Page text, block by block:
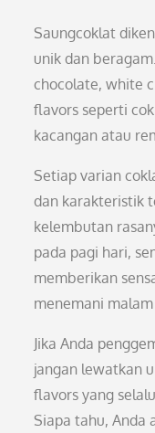
Saungcoklat
unik dan
chocolate, white
flavors seperti
kacangan atau
Setiap varian
dan karakteristik
kelembutan
pada pagi hari,
memberikan
menemani
Jika Anda
jangan lewatkan
flavors yang
Siapa tahu, Anda